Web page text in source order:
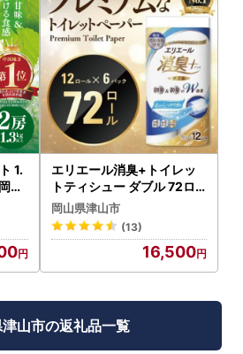
1.
山
14
エリエール消臭+トイレッ
トティシュー ダブル 72ロ
ール(12ロール×6パック) ト
イレットペーパー【配送不
可地域：離島・北海道・沖
縄県】【1574780】
岡山県津山市
(13)
16,500
津山市の返礼品一覧